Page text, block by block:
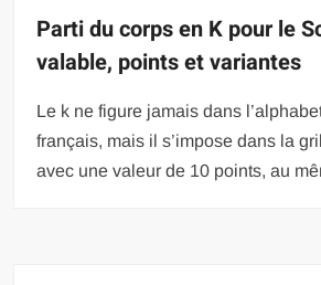
Parti du corps en K pour le
valable, points et variantes
Le k ne figure jamais dans
français, mais il s’impose dans la
avec une valeur de 10 points, au